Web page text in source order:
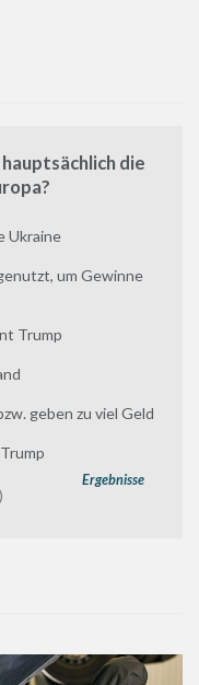
die
Ukraine
um Gewinne
Trump
geben zu viel Geld
Ergebnisse